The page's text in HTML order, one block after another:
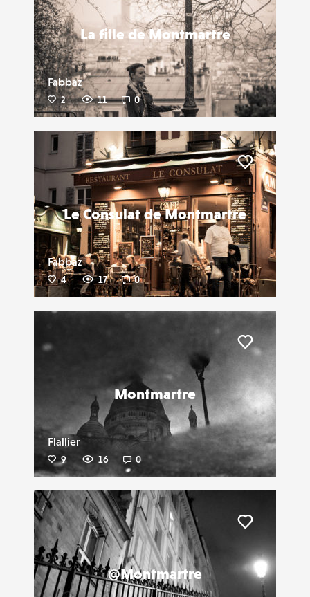
La fille de Montmartre
Fabbaz
2 11 0
Le Consulat de Montmartre
Fabbaz
4 17 0
Liker
Montmartre
Flallier
9 16 0
Liker
@Montmartre